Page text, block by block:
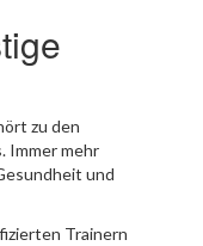
zu den
Immer mehr
und
Trainern